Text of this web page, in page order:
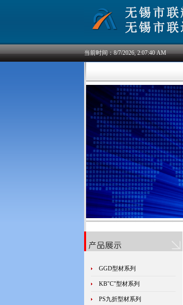
当前时间：8/7/2026, 2:07:40 AM
GGD型材系列
KB"C"型材系列
PS九折型材系列